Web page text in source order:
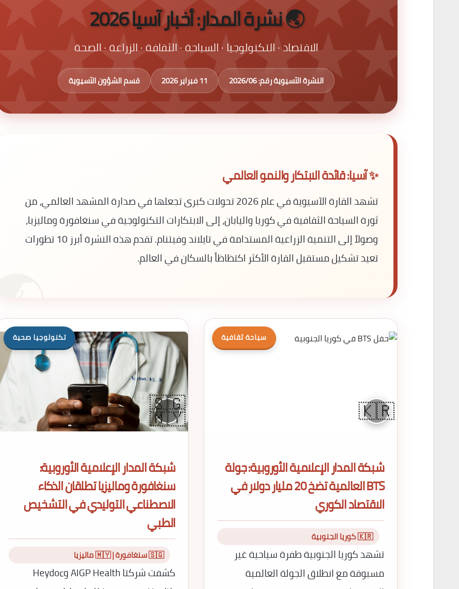
🌏 نشرة المدار: أخبار آسيا 2026
الاقتصاد · التكنولوجيا · السياحة · الثقافة · الزراعة · الصحة
النشرة الآسيوية رقم: 2026/06 11 فبراير 2026 قسم الشؤون الآسيوية
✨ آسيا: قائدة الابتكار والنمو العالمي
تشهد القارة الآسيوية في عام 2026 تحولات كبرى تجعلها في صدارة المشهد العالمي، من
ثورة السياحة الثقافية في كوريا واليابان، إلى الابتكارات التكنولوجية في سنغافورة وماليزيا،
وصولاً إلى التنمية الزراعية المستدامة في تايلاند وفيتنام. تقدم هذه النشرة أبرز 10 تطورات
تعيد تشكيل مستقبل القارة الأكثر اكتظاظاً بالسكان في العالم.
سياحة ثقافية
🇰🇷
شبكة المدار الإعلامية الأوروبية: جولة
BTS العالمية تضخ 20 مليار دولار في
الاقتصاد الكوري
🇰🇷 كوريا الجنوبية
تشهد كوريا الجنوبية طفرة سياحية غير
مسبوقة مع انطلاق الجولة العالمية
تكنولوجيا صحية
🇸🇬
🇲🇾
شبكة المدار الإعلامية الأوروبية:
سنغافورة وماليزيا تطلقان الذكاء
الاصطناعي التوليدي في التشخيص
الطبي
🇸🇬 سنغافورة | 🇲🇾 ماليزيا
كشفت شركتا AIGP Health وHeydoc